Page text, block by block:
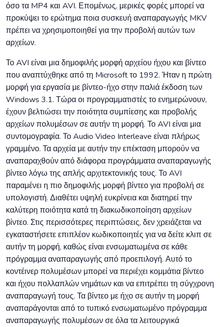
όσο τα MP4 και AVI. Επομένως, μερικές φορές μπορεί να
προκύψει το ερώτημα ποια συσκευή αναπαραγωγής MKV
πρέπει να χρησιμοποιηθεί για την προβολή αυτών των
αρχείων.
Το AVI είναι μια δημοφιλής μορφή αρχείου ήχου και βίντεο
που αναπτύχθηκε από τη Microsoft το 1992. Ήταν η πρώτη
μορφή για εργασία με βίντεο-ήχο στην παλιά έκδοση των
Windows 3.1. Τώρα οι προγραμματιστές το ενημερώνουν,
έχουν βελτιώσει την ποιότητα συμπίεσης και προβολής
αρχείων πολυμέσων σε αυτήν τη μορφή. Το AVI είναι μια
συντομογραφία. Το Audio Video Interleave είναι πλήρως
γραμμένο. Τα αρχεία με αυτήν την επέκταση μπορούν να
αναπαραχθούν από διάφορα προγράμματα αναπαραγωγής
βίντεο λόγω της απλής αρχιτεκτονικής τους. Το AVI
παραμένει η πιο δημοφιλής μορφή βίντεο για προβολή σε
υπολογιστή. Διαθέτει υψηλή ευκρίνεια και διατηρεί την
καλύτερη ποιότητα κατά τη διακωδικοποίηση αρχείων
βίντεο. Στις περισσότερες περιπτώσεις, δεν χρειάζεται να
εγκαταστήσετε επιπλέον κωδικοποιητές για να δείτε κλιπ σε
αυτήν τη μορφή, καθώς είναι ενσωματωμένα σε κάθε
πρόγραμμα αναπαραγωγής από προεπιλογή. Αυτό το
κοντέινερ πολυμέσων μπορεί να περιέχει κομμάτια βίντεο
και ήχου πολλαπλών νημάτων και να επιτρέπει τη σύγχρονη
αναπαραγωγή τους. Τα βίντεο με ήχο σε αυτήν τη μορφή
αναπαράγονται από το τυπικό ενσωματωμένο πρόγραμμα
αναπαραγωγής πολυμέσων σε όλα τα λειτουργικά